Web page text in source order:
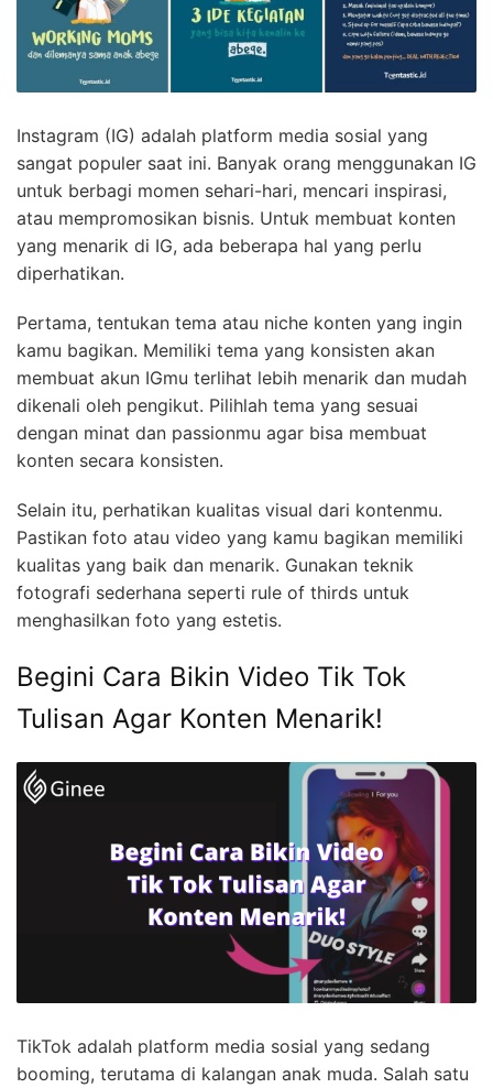
Instagram (IG) adalah platform media sosial yang
sangat populer saat ini. Banyak orang menggunakan IG
untuk berbagi momen sehari-hari, mencari inspirasi,
atau mempromosikan bisnis. Untuk membuat konten
yang menarik di IG, ada beberapa hal yang perlu
diperhatikan.
Pertama, tentukan tema atau niche konten yang ingin
kamu bagikan. Memiliki tema yang konsisten akan
membuat akun IGmu terlihat lebih menarik dan mudah
dikenali oleh pengikut. Pilihlah tema yang sesuai
dengan minat dan passionmu agar bisa membuat
konten secara konsisten.
Selain itu, perhatikan kualitas visual dari kontenmu.
Pastikan foto atau video yang kamu bagikan memiliki
kualitas yang baik dan menarik. Gunakan teknik
fotografi sederhana seperti rule of thirds untuk
menghasilkan foto yang estetis.
Begini Cara Bikin Video Tik Tok
Tulisan Agar Konten Menarik!
TikTok adalah platform media sosial yang sedang
booming, terutama di kalangan anak muda. Salah satu